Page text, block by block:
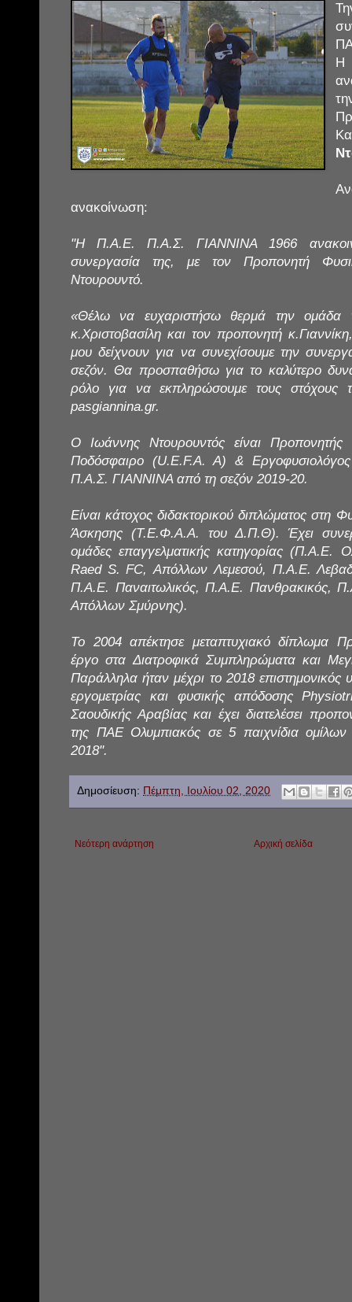
Η
ανακοίνωση:
"H Π.Α.Ε. Π.Α.Σ. ΓΙΑΝΝΙΝΑ 1966
συνεργασία της, με τον Προπονητή
Ντουρουντό.
«Θέλω να ευχαριστήσω θερμά την
κ.Χριστοβασίλη και τον προπονητή
μου δείχνουν για να συνεχίσουμε την
σεζόν. Θα προσπαθήσω για το καλύτερο
ρόλο για να εκπληρώσουμε τους στόχους
pasgiannina.gr.
Ο Ιωάννης Ντουρουντός είναι
Ποδόσφαιρο (U.E.F.A. A) & Εργοφυσιολόγος
Π.Α.Σ. ΓΙΑΝΝΙΝΑ από τη σεζόν 2019-20.
Είναι κάτοχος διδακτορικού διπλώματος στη
Άσκησης (Τ.Ε.Φ.Α.Α. του Δ.Π.Θ). Έχει
ομάδες επαγγελματικής κατηγορίας (Π.Α.Ε.
Raed S. FC, Απόλλων Λεμεσού, Π.Α.Ε.
Π.Α.Ε. Παναιτωλικός, Π.Α.Ε. Πανθρακικός,
Απόλλων Σμύρνης).
Το 2004 απέκτησε μεταπτυχιακό δίπλωμα
έργο στα Διατροφικά Συμπληρώματα και
Παράλληλα ήταν μέχρι το 2018 επιστημονικός
εργομετρίας και φυσικής απόδοσης
Σαουδικής Αραβίας και έχει διατελέσει
της ΠΑΕ Ολυμπιακός σε 5 παιχνίδια
2018".
Δημοσίευση: Πέμπτη, Ιουλίου 02, 2020
Νεότερη ανάρτηση Αρχική σελίδα